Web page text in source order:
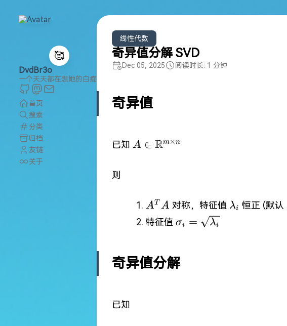
🥰
DvdBr3o
一个天天都在想她的白痴
首页
搜索
分类
归档
友链
关于
线性代数
奇异值分解 SVD
Dec 05, 2025 阅读时长: 1 分钟
奇异值
已知 A\in
A ∈ Rm×n
则
A^{T}A
AT A 对称，特征值 λi 恒正 (默认
特征值 \sigma_{i}=\sqrt{
σi = λi
奇异值分解
已知